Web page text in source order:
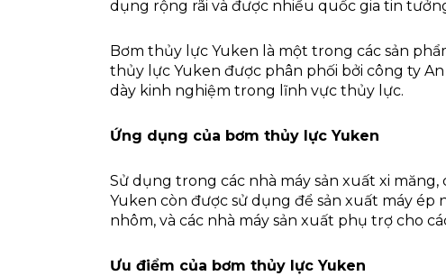
dụng rộng rãi và được nhiều quốc gia tin
Bơm thủy lực Yuken là một trong các sản
thủy lực Yuken được phân phối bởi công ty
dày kinh nghiệm trong lĩnh vực thủy lực.
Ứng dụng của bơm thủy lực Yuken
Sử dụng trong các nhà máy sản xuất xi
Yuken còn được sử dụng để sản xuất máy ép
nhôm, và các nhà máy sản xuất phụ trợ cho
Ưu điểm của bơm thủy lực Yuken